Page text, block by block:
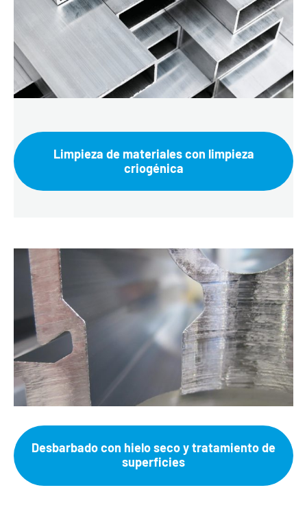
Limpieza de materiales con limpieza
criogénica
Desbarbado con hielo seco y tratamiento de
superficies